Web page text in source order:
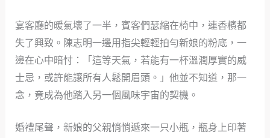
宴客廳的暖氣壞了一半，賓客們瑟縮在椅中，連香檳都
失了興致。陳志明一邊用指尖輕輕拍勻新娘的粉底，一
邊在心中暗忖：「這等天氣，若能有一杯溫潤厚實的威
士忌，或許能讓所有人鬆開眉頭。」他並不知道，那一
念，竟成為他踏入另一個風味宇宙的契機。
婚禮尾聲，新娘的父親悄悄遞來一只小瓶，瓶身上印著